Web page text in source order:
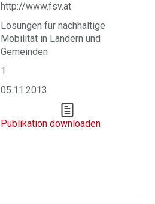
http://www.fsv.at
Lösungen für nachhaltige
Mobilität in Ländern und
Gemeinden
1
05.11.2013
Publikation downloaden